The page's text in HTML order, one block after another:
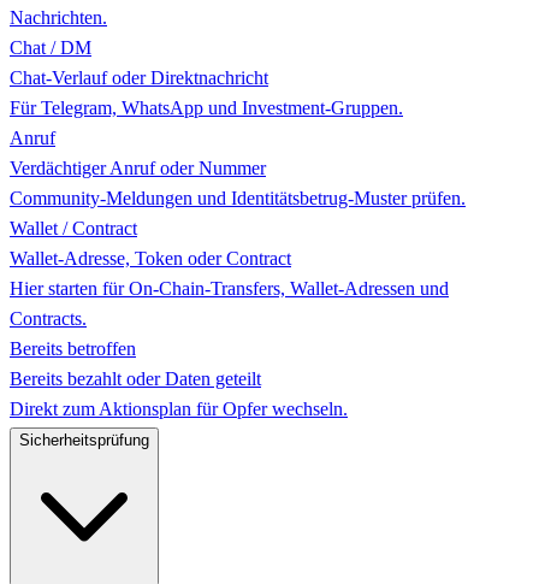
Nachrichten.
Chat / DM
Chat-Verlauf oder Direktnachricht
Für Telegram, WhatsApp und Investment-Gruppen.
Anruf
Verdächtiger Anruf oder Nummer
Community-Meldungen und Identitätsbetrug-Muster prüfen.
Wallet / Contract
Wallet-Adresse, Token oder Contract
Hier starten für On-Chain-Transfers, Wallet-Adressen und
Contracts.
Bereits betroffen
Bereits bezahlt oder Daten geteilt
Direkt zum Aktionsplan für Opfer wechseln.
Sicherheitsprüfung